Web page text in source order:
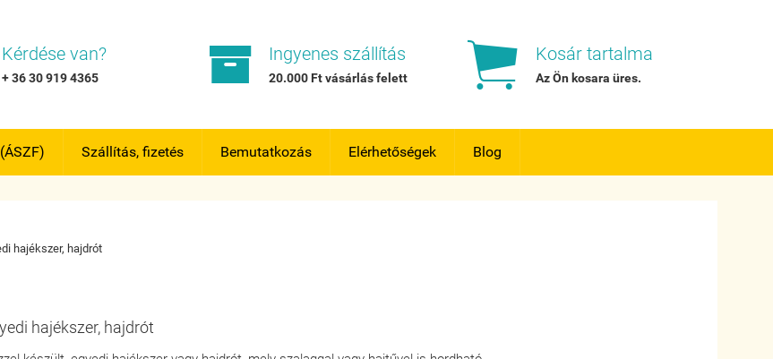
Kérdése van?
+ 36 30 919 4365  Ingyenes szállítás
20.000 Ft vásárlás felett  Kosár tartalma
Az Ön kosaraüres.
Szállítás, fizetés Bemutatkozás Elérhetőségek Blog
hajékszer, hajdrót
hajékszer, hajdrót